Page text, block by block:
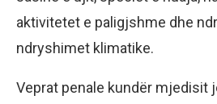
aktivitetet e paligjshme dhe
ndryshimet klimatike.
Veprat penale kundër mjedisit